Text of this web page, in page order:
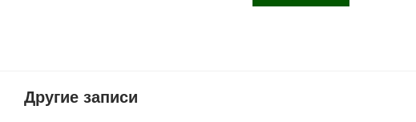
Другие записи